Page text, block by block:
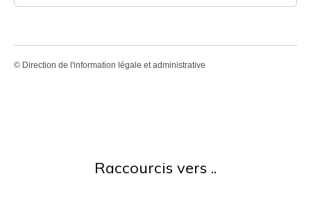
© Direction de l'information légale et administrative
Raccourcis vers ..